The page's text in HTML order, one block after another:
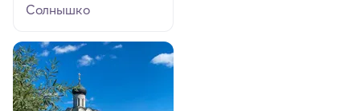
Солнышко